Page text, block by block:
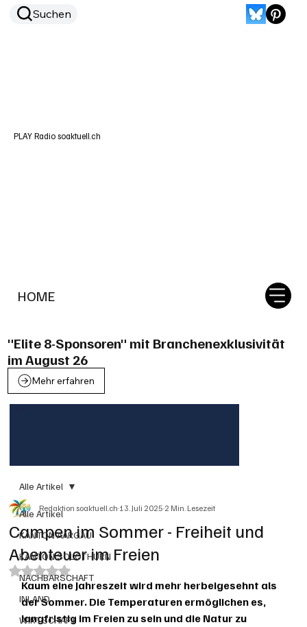
HOME
Suchen
PLAY Radio soaktuell.ch
"Elite 8-Sponsoren" mit Branchenexklusivität
im August 26
Mehr erfahren
Alle Artikel
KANTON AARGAU
KANTON SOLOTHURN
NACHBARSCHAFT
INLAND
WIRTSCHAFT
Alle Artikel
Campen im Sommer - Freiheit und
Abenteuer im Freien
Redaktion soaktuell.ch13. Juli 20252 Min. Lesezeit
Mit NaN von 5 Sternen bewertet.
Kaum eine Jahreszeit wird mehr herbeigesehnt als
der Sommer. Die Temperaturen ermöglichen es,
langfristig im Freien zu sein und die Natur zu